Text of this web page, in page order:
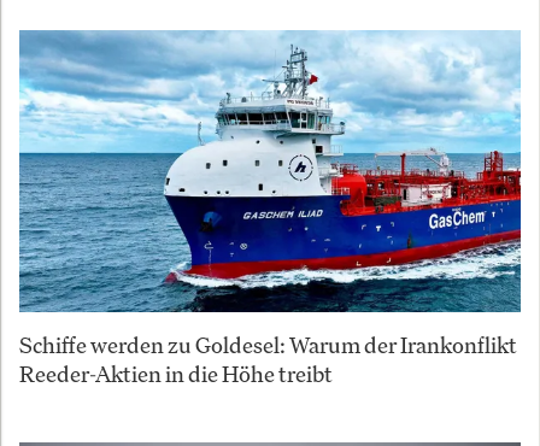
Schiffe werden zu Goldesel: Warum der Irankonflikt
Reeder-Aktien in die Höhe treibt